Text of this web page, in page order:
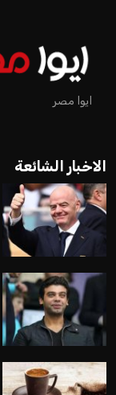
ايوا مصر
الاخبار الشائعة